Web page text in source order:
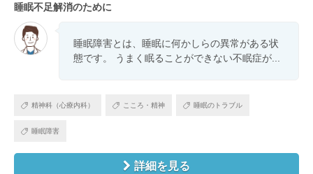
睡眠不足解消のために
睡眠障害とは、睡眠に何かしらの異常がある状
態です。 うまく眠ることができない不眠症が...
精神科（心療内科） こころ・精神 睡眠のトラブル
睡眠障害
詳細を見る